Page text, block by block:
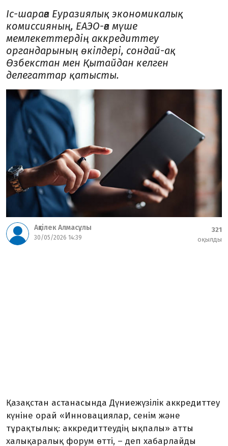
Іс-шараға Еуразиялық экономикалық
комиссияның, ЕАЭО-ға мүше
мемлекеттердің аккредиттеу
органдарының өкілдері, сондай-ақ
Өзбекстан мен Қытайдан келген
делегаттар қатысты.
Ақтілек Алмасұлы
30/05/2026 14:39
321
оқылды
Қазақстан астанасында Дүниежүзілік аккредиттеу
күніне орай «Инновациялар, сенім және
тұрақтылық: аккредиттеудің ықпалы» атты
халықаралық форум өтті, – деп хабарлайды